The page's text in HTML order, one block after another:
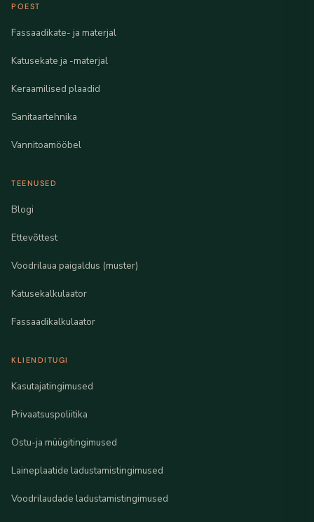
POEST
Fassaadikate- ja materjal
Katusekate ja -materjal
Keraamilised plaadid
Sanitaartehnika
Vannitoamööbel
TEENUSED
Blogi
Ettevõttest
Voodrilaua paigaldus (muster)
Katusekalkulaator
Fassaadikalkulaator
KLIENDITUGI
Kasutajatingimused
Privaatsuspoliitika
Ostu-ja müügitingimused
Laineplaatide ladustamistingimused
Voodrilaudade ladustamistingimused